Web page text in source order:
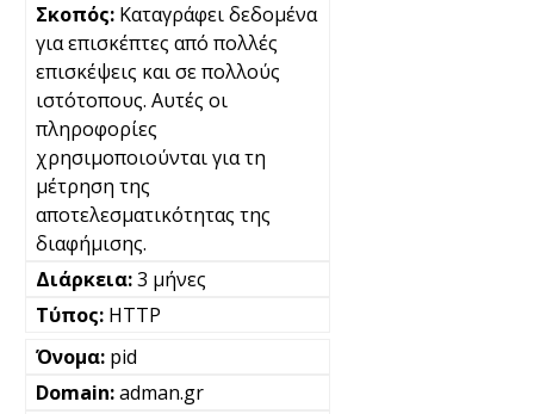
Καταγράφει δεδομένα
για επισκέπτες από πολλές
επισκέψεις και σε πολλούς
ιστότοπους. Αυτές οι
πληροφορίες
χρησιμοποιούνται για τη
μέτρηση της
αποτελεσματικότητας της
διαφήμισης.
3 μήνες
HTTP
pid
adman.gr